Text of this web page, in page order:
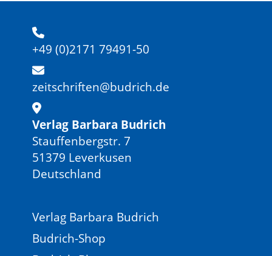
+49 (0)2171 79491-50
zeitschriften@budrich.de
Verlag Barbara Budrich
Stauffenbergstr. 7
51379 Leverkusen
Deutschland
Verlag Barbara Budrich
Budrich-Shop